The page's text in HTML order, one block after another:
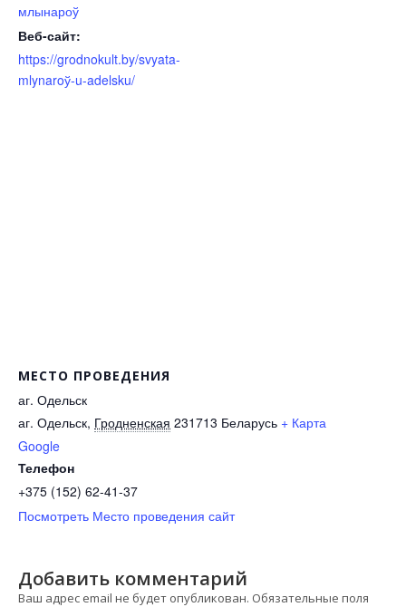
млынароў
Веб-сайт:
https://grodnokult.by/svyata-
mlynaroў-u-adelsku/
МЕСТО ПРОВЕДЕНИЯ
аг. Одельск
аг. Одельск, Гродненская 231713 Беларусь + Карта
Google
Телефон
+375 (152) 62-41-37
Посмотреть Место проведения сайт
Добавить комментарий
Ваш адрес email не будет опубликован. Обязательные поля